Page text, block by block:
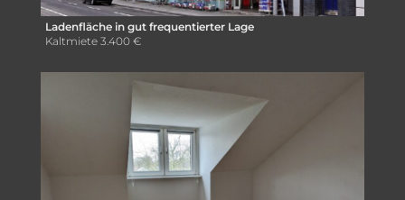
Ladenfläche in gut frequentierter Lage
Kaltmiete 3.400 €